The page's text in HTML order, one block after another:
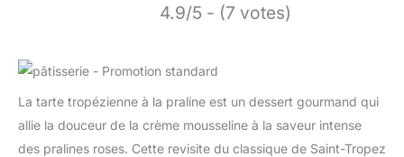
4.9/5 - (7 votes)
La tarte tropézienne à la praline est un dessert gourmand qui
allie la douceur de la crème mousseline à la saveur intense
des pralines roses. Cette revisite du classique de Saint-Tropez